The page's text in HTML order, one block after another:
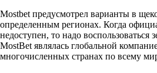
Mostbet предусмотрел варианты в
определенным регионах. Когда
недоступен, то надо воспользоваться
MostBet являлась глобальной
многочисленных странах по всему